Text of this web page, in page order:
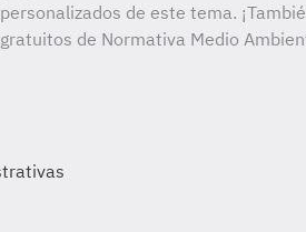
personalizados de este tema.
gratuitos de Normativa Medio